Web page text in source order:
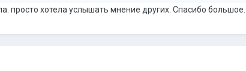
просто хотела услышать мнение других. Спасибо большое.